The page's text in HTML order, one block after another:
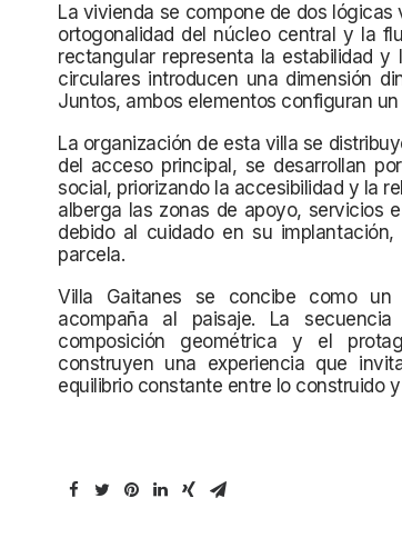
La vivienda se compone de dos
ortogonalidad del núcleo central y la
rectangular representa la estabilidad
circulares introducen una dimensión
Juntos, ambos elementos configuran
La organización de esta villa se
del acceso principal, se desarrollan
social, priorizando la accesibilidad y la
alberga las zonas de apoyo, servicios
debido al cuidado en su
parcela.
Villa Gaitanes se concibe como un
acompaña al paisaje. La
composición geométrica y el
construyen una experiencia que
equilibrio constante entre lo construido